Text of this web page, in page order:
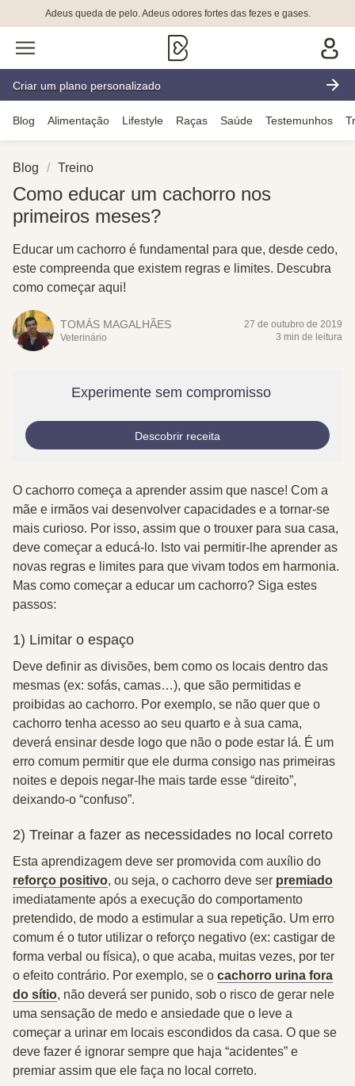
Adeus queda de pelo. Adeus odores fortes das fezes e gases.
Criar um plano personalizado
Blog Alimentação Lifestyle Raças Saúde Testemunhos
Blog Treino
Como educar um cachorro nos
primeiros meses?
Educar um cachorro é fundamental para que, desde cedo,
este compreenda que existem regras e limites. Descubra
como começar aqui!
TOMÁS MAGALHÃES
Veterinário
27 de outubro de 2019
3 min de leitura
Experimente sem compromisso
Descobrir receita
O cachorro começa a aprender assim que nasce! Com a
mãe e irmãos vai desenvolver capacidades e a tornar-se
mais curioso. Por isso, assim que o trouxer para sua casa,
deve começar a educá-lo. Isto vai permitir-lhe aprender as
novas regras e limites para que vivam todos em harmonia.
Mas como começar a educar um cachorro? Siga estes
passos:
1) Limitar o espaço
Deve definir as divisões, bem como os locais dentro das
mesmas (ex: sofás, camas…), que são permitidas e
proibidas ao cachorro. Por exemplo, se não quer que o
cachorro tenha acesso ao seu quarto e à sua cama,
deverá ensinar desde logo que não o pode estar lá. É um
erro comum permitir que ele durma consigo nas primeiras
noites e depois negar-lhe mais tarde esse “direito”,
deixando-o “confuso”.
2) Treinar a fazer as necessidades no local correto
Esta aprendizagem deve ser promovida com auxílio do
reforço positivo, ou seja, o cachorro deve ser premiado
imediatamente após a execução do comportamento
pretendido, de modo a estimular a sua repetição. Um erro
comum é o tutor utilizar o reforço negativo (ex: castigar de
forma verbal ou física), o que acaba, muitas vezes, por ter
o efeito contrário. Por exemplo, se o cachorro urina fora
do sítio, não deverá ser punido, sob o risco de gerar nele
uma sensação de medo e ansiedade que o leve a
começar a urinar em locais escondidos da casa. O que se
deve fazer é ignorar sempre que haja “acidentes” e
premiar assim que ele faça no local correto.